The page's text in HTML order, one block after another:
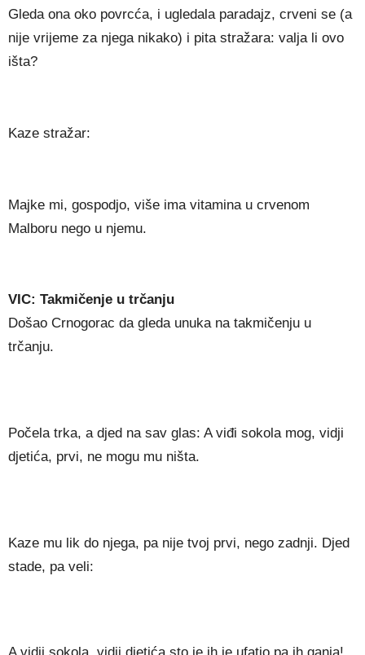
Gleda ona oko povrcća, i ugledala paradajz, crveni se (a
nije vrijeme za njega nikako) i pita stražara: valja li ovo
išta?
Kaze stražar:
Majke mi, gospodjo, više ima vitamina u crvenom
Malboru nego u njemu.
VIC: Takmičenje u trčanju
Došao Crnogorac da gleda unuka na takmičenju u
trčanju.
Počela trka, a djed na sav glas: A viđi sokola mog, vidji
djetića, prvi, ne mogu mu ništa.
Kaze mu lik do njega, pa nije tvoj prvi, nego zadnji. Djed
stade, pa veli: